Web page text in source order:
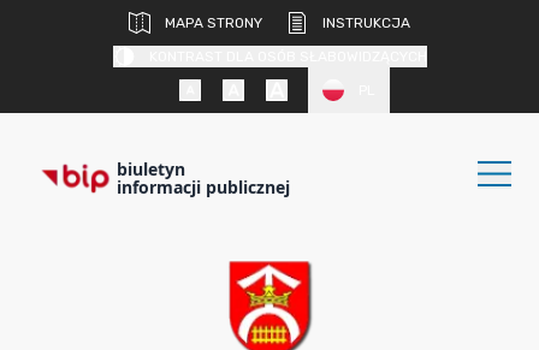
MAPA STRONY
INSTRUKCJA
biuletyn
informacji publicznej